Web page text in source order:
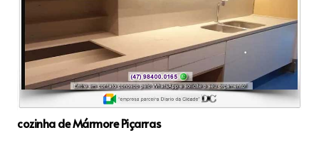
cozinha de Mármore Piçarras